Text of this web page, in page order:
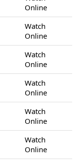
Online
Watch
Online
Watch
Online
Watch
Online
Watch
Online
Watch
Online